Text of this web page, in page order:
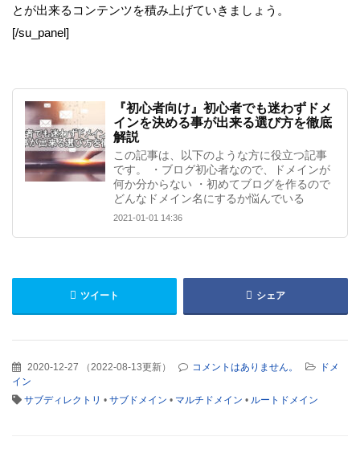
とが出来るコンテンツを積み上げていきましょう。
[/su_panel]
『初心者向け』初心者でも迷わずドメ
インを決める事が出来る選び方を徹底
解説
この記事は、以下のような方に役立つ記事
です。 ・ブログ初心者なので、ドメインが
何か分からない ・初めてブログを作るので
どんなドメイン名にするか悩んでいる
2021-01-01 14:36
ツイート シェア
2020-12-27 （ 2022-08-13更新） コメントはありません。
ドメ
イン
サブディレクトリ • サブドメイン • マルチドメイン • ルートドメイン